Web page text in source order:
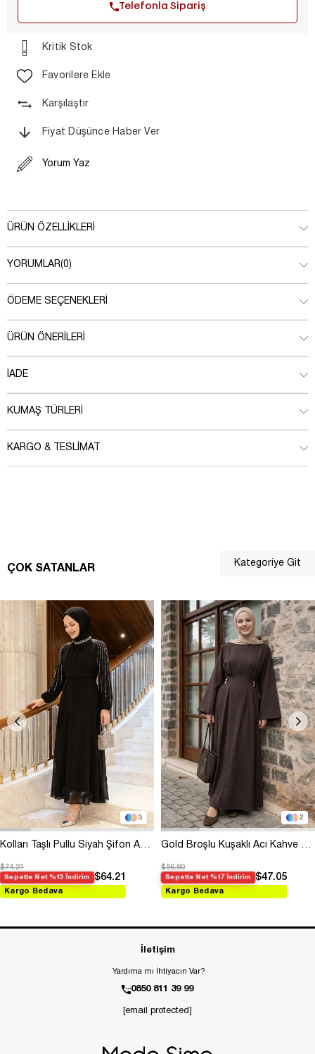
Telefonla Sipariş
Kritik Stok
Favorilere Ekle
Karşılaştır
Fiyat Düşünce Haber Ver
Yorum Yaz
ÜRÜN ÖZELLIKLERI
YORUMLAR(0)
ÖDEME SEÇENEKLERI
ÜRÜN ÖNERILERI
İADE
KUMAŞ TÜRLERI
KARGO & TESLIMAT
ÇOK SATANLAR
3
Kolları Taşlı Pullu Siyah Şifon Abiye
$74.21
Sepette Net %13 İndirim $64.21
Kargo Bedava
2
Gold Broşlu Kuşaklı Acı Kahve Modal Elbise
$56.90
Sepette Net %17 İndirim $47.05
Kargo Bedava
Kategoriye Git
İletişim
Yardıma mı İhtiyacın Var?
0850 811 39 99
[email protected]